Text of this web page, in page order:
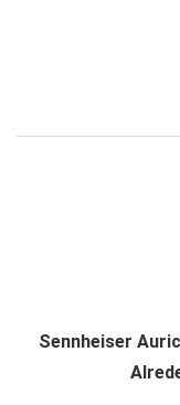
Sennheiser